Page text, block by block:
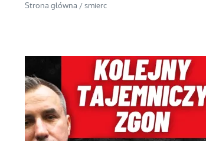
Strona główna /smierc